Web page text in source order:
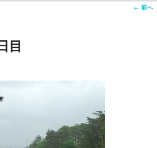
投
← 前へ
目